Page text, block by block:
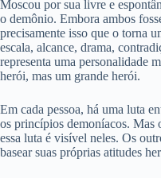
Moscou por sua livre e
o demônio. Embora ambos
precisamente isso que o torna
escala, alcance, drama,
representa uma personalidade
herói, mas um grande herói.
Em cada pessoa, há uma luta
os princípios demoníacos. Mas
essa luta é visível neles. Os
basear suas próprias atitudes